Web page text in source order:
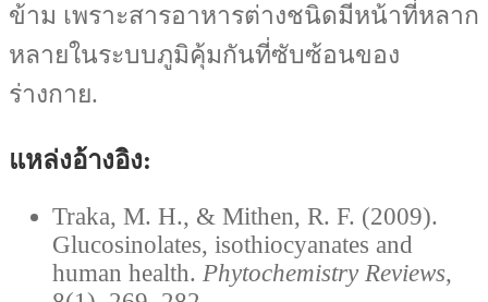
ข้าม เพราะสารอาหารต่างชนิดมีหน้าที่หลาก
หลายในระบบภูมิคุ้มกันที่ซับซ้อนของ
ร่างกาย.
แหล่งอ้างอิง:
Traka, M. H., & Mithen, R. F. (2009).
Glucosinolates, isothiocyanates and
human health. Phytochemistry Reviews,